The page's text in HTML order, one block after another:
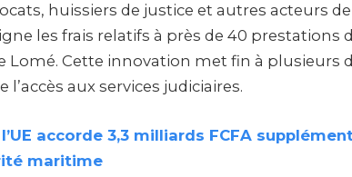
huissiers de justice et autres acteurs
les frais relatifs à près de 40 prestations
Lomé. Cette innovation met fin à plusieurs
aux services judiciaires.
accorde 3,3 milliards FCFA
maritime